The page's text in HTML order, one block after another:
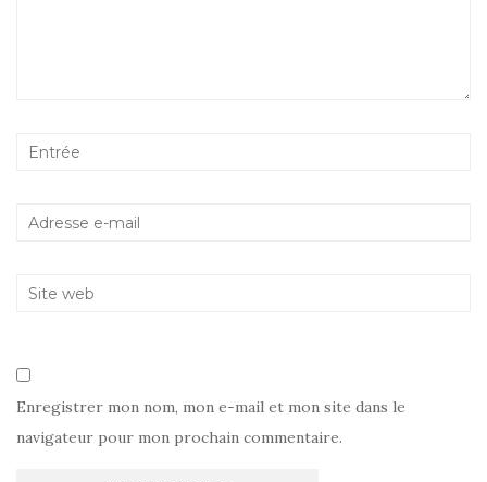
Enregistrer mon nom, mon e-mail et mon site dans le
navigateur pour mon prochain commentaire.